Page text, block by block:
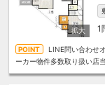
1
LINE問い合わせ
ーカー物件多数取り扱い店